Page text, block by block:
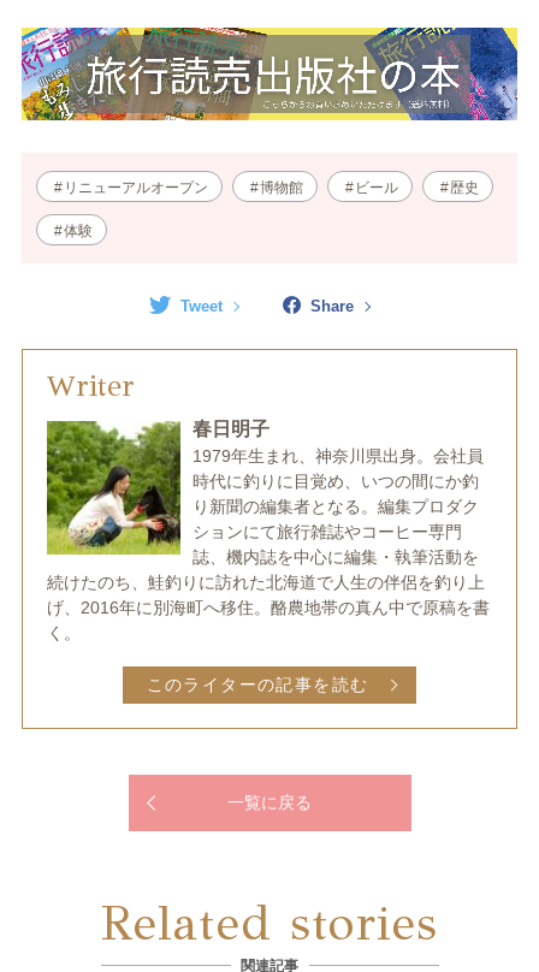
リニューアルオープン 博物館 ビール 歴史
体験
Tweet Share
Writer
春日明子
1979年生まれ、神奈川県出身。会社員
時代に釣りに目覚め、いつの間にか釣
り新聞の編集者となる。編集プロダク
ションにて旅行雑誌やコーヒー専門
誌、機内誌を中心に編集・執筆活動を
続けたのち、鮭釣りに訪れた北海道で人生の伴侶を釣り上
げ、2016年に別海町へ移住。酪農地帯の真ん中で原稿を書
く。
このライターの記事を読む
一覧に戻る
Related stories
関連記事